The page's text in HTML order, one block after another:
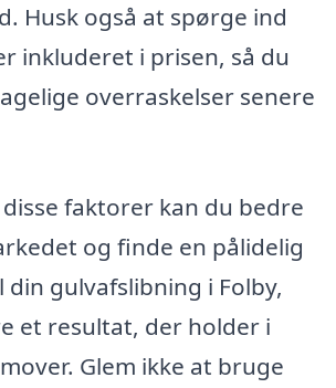
Husk også at spørge ind
inkluderet i prisen, så du
overraskelser senere
faktorer kan du bedre
og finde en pålidelig
gulvafslibning i Folby,
et resultat, der holder i
Glem ikke at bruge